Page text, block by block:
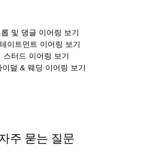
롭 및 댕글 이어링 보기
이트먼트 이어링 보기
스터드 이어링 보기
이덜 & 웨딩 이어링 보기
주 묻는 질문